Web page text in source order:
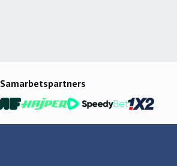
Samarbetspartners